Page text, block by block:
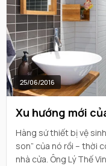
25/06/2016
Xu hướng mới
Hàng sứ thiết bị vệ
son” của nó rồi – thời
nhà cửa. Ông Lý Thế